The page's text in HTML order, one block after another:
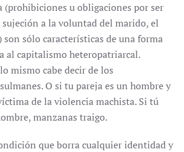
(prohibiciones u obligaciones por ser
a la voluntad del marido, el
son sólo características de una forma
al capitalismo heteropatriarcal.
mismo cabe decir de los
O si tu pareja es un hombre y
de la violencia machista. Si tú
manzanas traigo.
que borra cualquier identidad y